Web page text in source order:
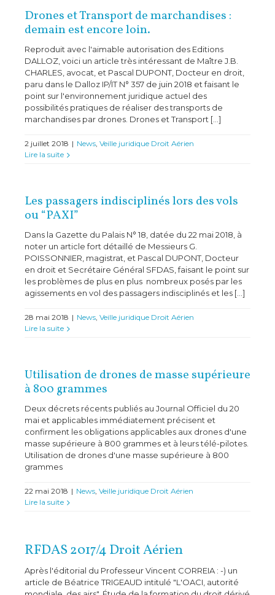
Drones et Transport de marchandises :
demain est encore loin.
Reproduit avec l'aimable autorisation des Editions
DALLOZ, voici un article très intéressant de Maître J.B.
CHARLES, avocat, et Pascal DUPONT, Docteur en droit,
paru dans le Dalloz IP/IT N° 357 de juin 2018 et faisant le
point sur l'environnement juridique actuel des
possibilités pratiques de réaliser des transports de
marchandises par drones. Drones et Transport [...]
2 juillet 2018 | News, Veille juridique Droit Aérien
Lire la suite
Les passagers indisciplinés lors des vols
ou “PAXI”
Dans la Gazette du Palais N° 18, datée du 22 mai 2018, à
noter un article fort détaillé de Messieurs G.
POISSONNIER, magistrat, et Pascal DUPONT, Docteur
en droit et Secrétaire Général SFDAS, faisant le point sur
les problèmes de plus en plus nombreux posés par les
agissements en vol des passagers indisciplinés et les [...]
28 mai 2018 | News, Veille juridique Droit Aérien
Lire la suite
Utilisation de drones de masse supérieure
à 800 grammes
Deux décrets récents publiés au Journal Officiel du 20
mai et applicables immédiatement précisent et
confirment les obligations applicables aux drones d'une
masse supérieure à 800 grammes et à leurs télé-pilotes.
Utilisation de drones d'une masse supérieure à 800
grammes
22 mai 2018 | News, Veille juridique Droit Aérien
Lire la suite
RFDAS 2017/4 Droit Aérien
Après l'éditorial du Professeur Vincent CORREIA : -) un
article de Béatrice TRIGEAUD intitulé "L'OACI, autorité